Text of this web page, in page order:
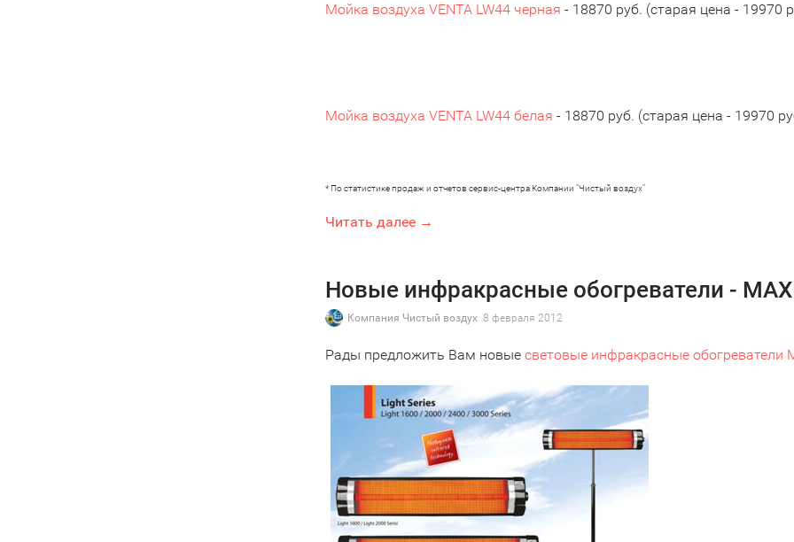
Мойка воздуха VENTA LW44 черная - 18870 руб. (старая цена - 19970
Мойка воздуха VENTA LW44 белая - 18870 руб. (старая цена - 19970
* По статистике продаж и отчетов сервис-центра Компании "Чистый воздух"
Читать далее →
Новые инфракрасные обогреватели -
Компания Чистый воздух 8 февраля 2012
Рады предложить Вам новые световые инфракрасные обогреватели